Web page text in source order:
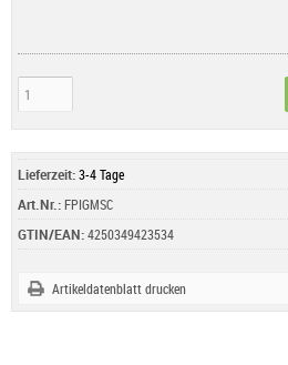
Lieferzeit:3-4 Tage
Art.Nr.:FPIGMSC
GTIN/EAN:4250349423534
Artikeldatenblatt drucken